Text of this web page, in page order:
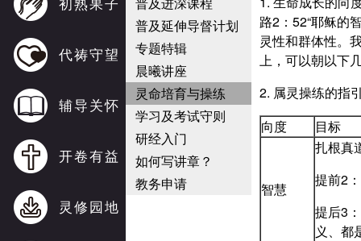
代祷守望
辅导关怀
开卷有益
灵修园地
普及延伸导督计划
专题特辑
晨曦讲座
灵命培育与操练
学习及考试守则
研经入门
如何写讲章？
教务申请
路2：52“耶稣的
灵性和群体性。
上，可以朝以下
2. 属灵操练的指
向度
目标
智慧
扎根真
提前2
提后3
义、都